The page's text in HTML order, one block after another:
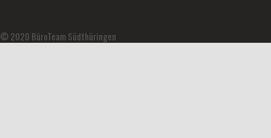
© 2020 BüroTeam Südthüringen